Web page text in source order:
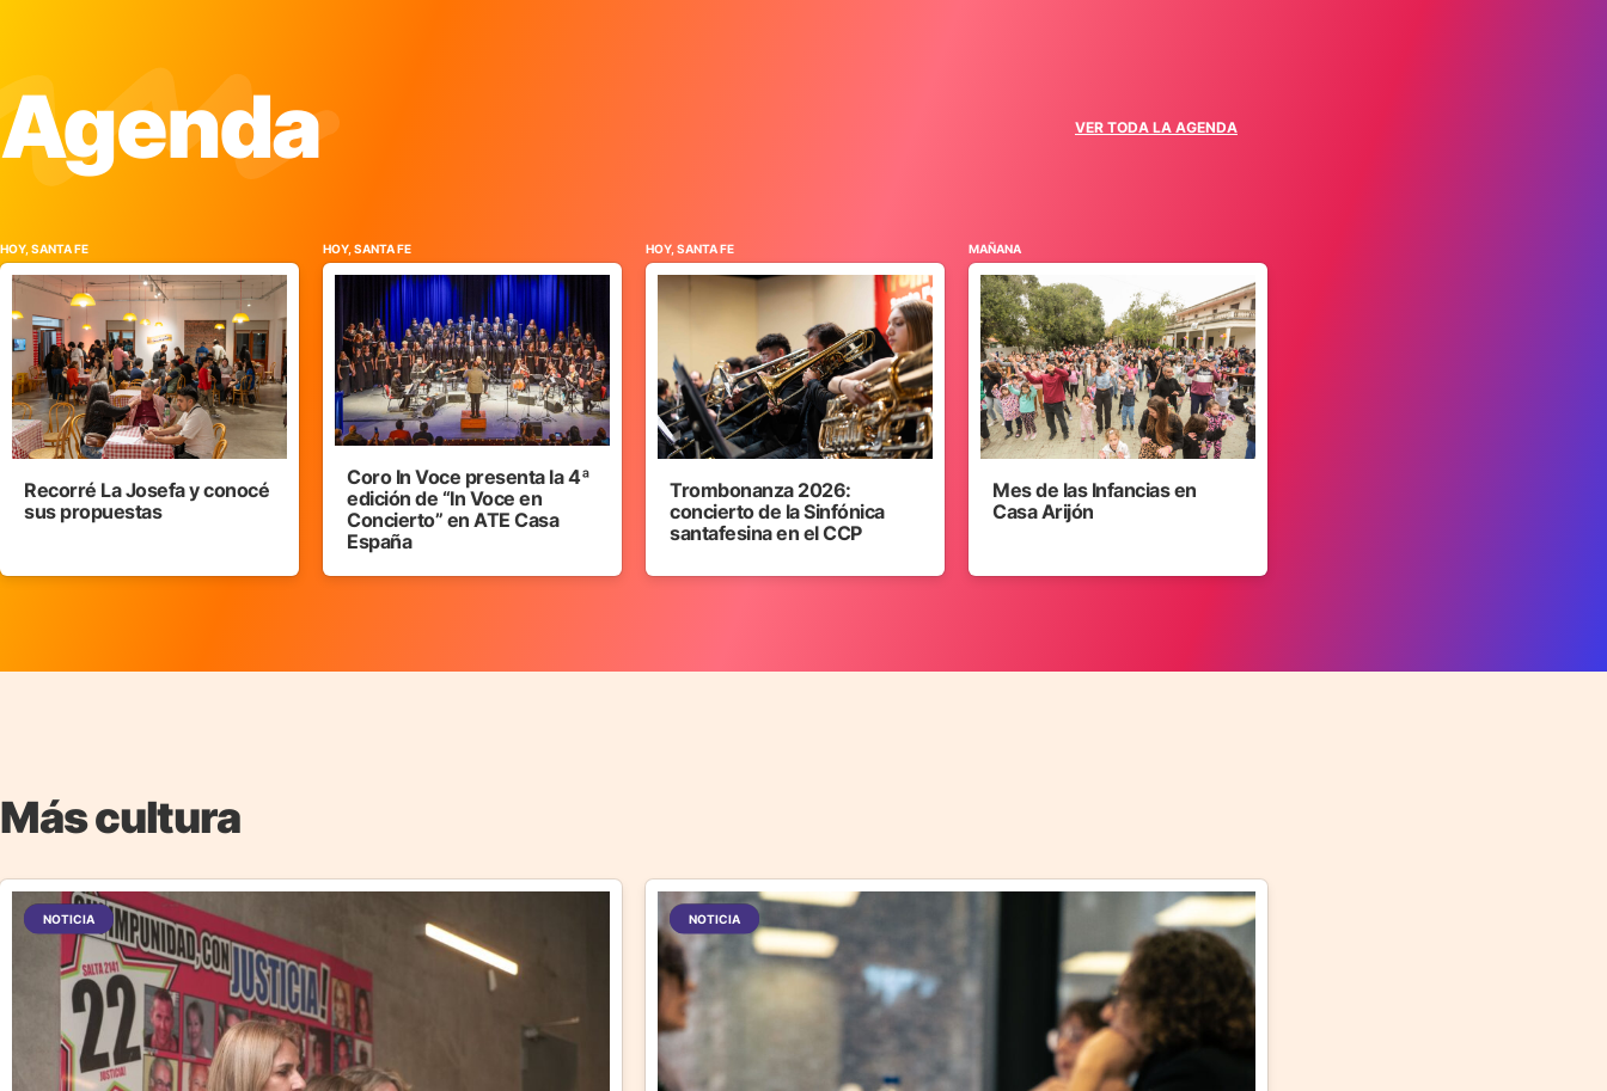
Agenda VER TODA LA AGENDA
HOY, SANTA FE
Recorré La Josefa y conocé
sus propuestas
HOY, SANTA FE
Coro In Voce presenta la 4ª
edición de “In Voce en
Concierto” en ATE Casa
España
HOY, SANTA FE
Trombonanza 2026:
concierto de la Sinfónica
santafesina en el CCP
MAÑANA
Mes de las Infancias en
Casa Arijón
Más cultura
NOTICIA NOTICIA